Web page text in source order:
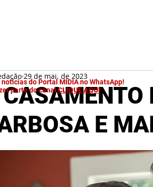
E
29 de mai. de 2023
notícias do Portal MÍDIA no WhatsApp!
parte do canalCLIQUE AQUI